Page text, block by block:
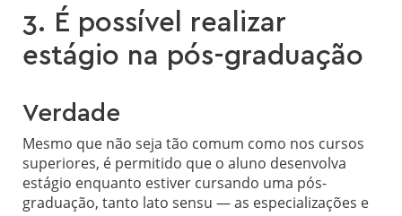
3. É possível realizar
estágio na pós-graduação
Verdade
Mesmo que não seja tão comum como nos cursos
superiores, é permitido que o aluno desenvolva
estágio enquanto estiver cursando uma pós-
graduação, tanto lato sensu — as especializações e